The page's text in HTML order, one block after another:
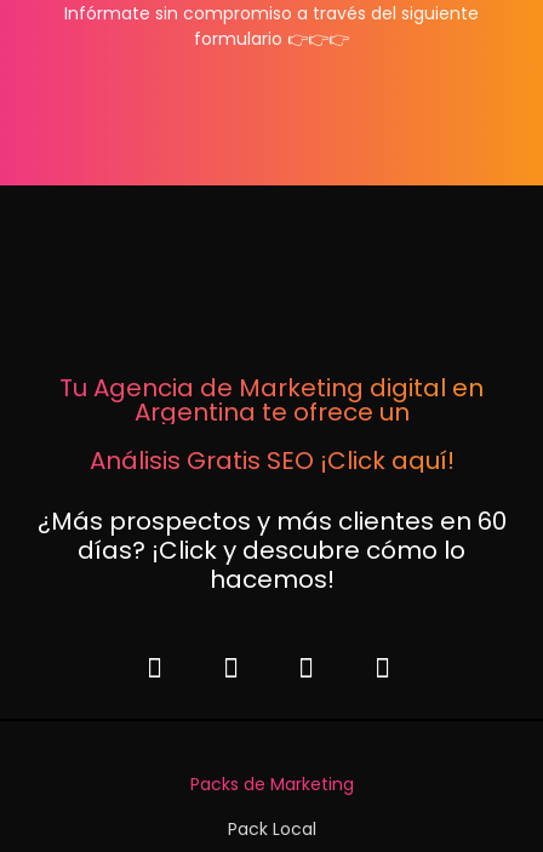
Infórmate sin compromiso a través del siguiente
formulario 👉👉👉
Tu Agencia de Marketing digital en
Argentina te ofrece un
Análisis Gratis SEO ¡Click aquí!
¿Más prospectos y más clientes en 60
días? ¡Click y descubre cómo lo
hacemos!
Packs de Marketing
Pack Local